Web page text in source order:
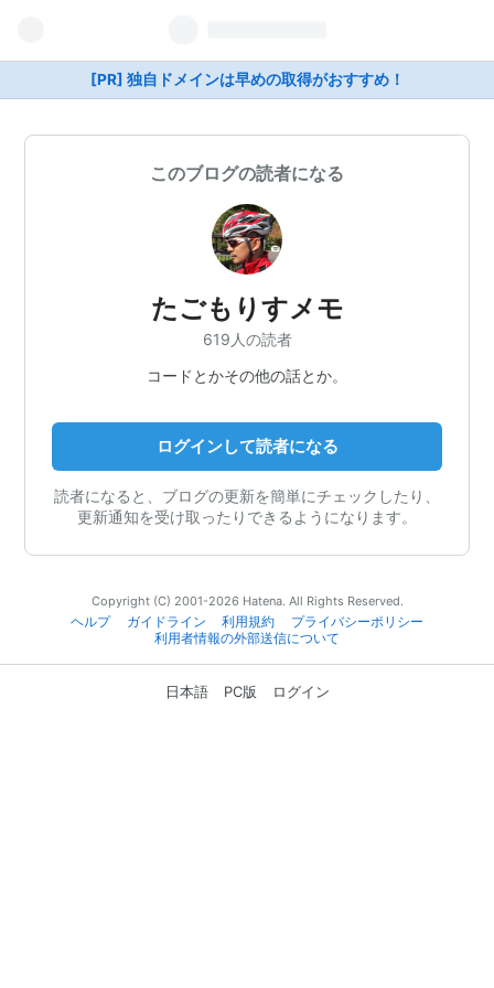
[PR] 独自ドメインは早めの取得がおすすめ！
このブログの読者になる
たごもりすメモ
619人の読者
コードとかその他の話とか。
ログインして読者になる
読者になると、ブログの更新を簡単にチェックしたり、
更新通知を受け取ったりできるようになります。
Copyright (C) 2001-2026 Hatena. All Rights Reserved.
ヘルプ
ガイドライン 利用規約
プライバシーポリシー
利用者情報の外部送信について
日本語 PC版 ログイン